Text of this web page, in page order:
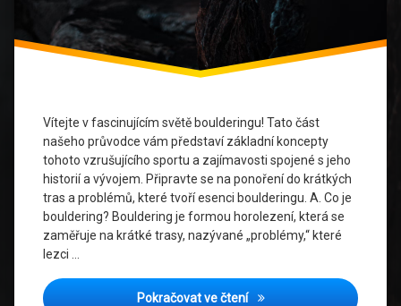
Vítejte v fascinujícím světě boulderingu! Tato část
našeho průvodce vám představí základní koncepty
tohoto vzrušujícího sportu a zajímavosti spojené s jeho
historií a vývojem. Připravte se na ponoření do krátkých
tras a problémů, které tvoří esenci boulderingu. A. Co je
bouldering? Bouldering je formou horolezení, která se
zaměřuje na krátké trasy, nazývané „problémy,“ které
lezci …
Pokračovat ve čteníBouldering: Zábavný svět
Skalolezení